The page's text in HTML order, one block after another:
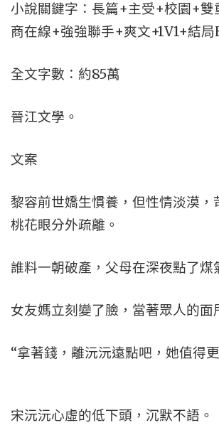
小說關鍵字：長篇+主受+校園+雙
商在線+強強聯手+爽文+1V1+結局
全文字數：約85萬
晉江文學。
文案
黎容前世嬌生慣養，但性情淡漠，
桃花眼分外疏離。
誰料一朝破產，父母在深夜點了煤
女友媽立刻變了臉，當著眾人的面
“拿著錢，離沅沅遠點吧，她值得
宋沅沅心虛的低下頭，沉默不語。